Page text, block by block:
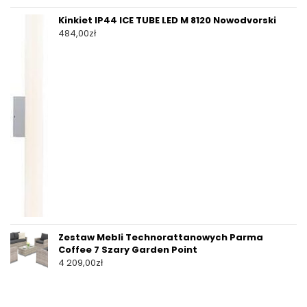
Kinkiet IP44 ICE TUBE LED M 8120 Nowodvorski
484,00zł
Zestaw Mebli Technorattanowych Parma
Coffee 7 Szary Garden Point
4 209,00zł